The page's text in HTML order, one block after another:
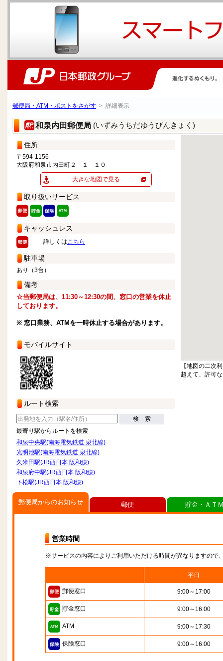
郵便局・ATM・ポストをさがす > 詳細表示
和泉内田郵便局 (いずみうちだゆうびんきょく)
住所
〒594-1156
大阪府和泉市内田町２－１－１０
大きな地図で見る
取り扱いサービス
キャッシュレス
詳しくはこちら
駐車場
あり（3台）
備考
☆当郵便局は、11:30～12:30の間、窓口の営業を休止
しております。
※ 窓口業務、ATMを一時休止する場合があります。
モバイルサイト
ルート検索
検 索
最寄り駅からルートを検索
和泉中央駅(南海電気鉄道 泉北線)
光明池駅(南海電気鉄道 泉北線)
久米田駅(JR西日本 阪和線)
和泉府中駅(JR西日本 阪和線)
下松駅(JR西日本 阪和線)
【地図の二次
超えて、許可
郵便局からのお知らせ
営業時間
※サービスの内容によりご利用いただける時間が異なりますので
平日
郵便窓口 9:00～17:00
貯金窓口 9:00～16:00
ATM 9:00～17:30
保険窓口 9:00～16:00
郵便 貯金・ＡＴ